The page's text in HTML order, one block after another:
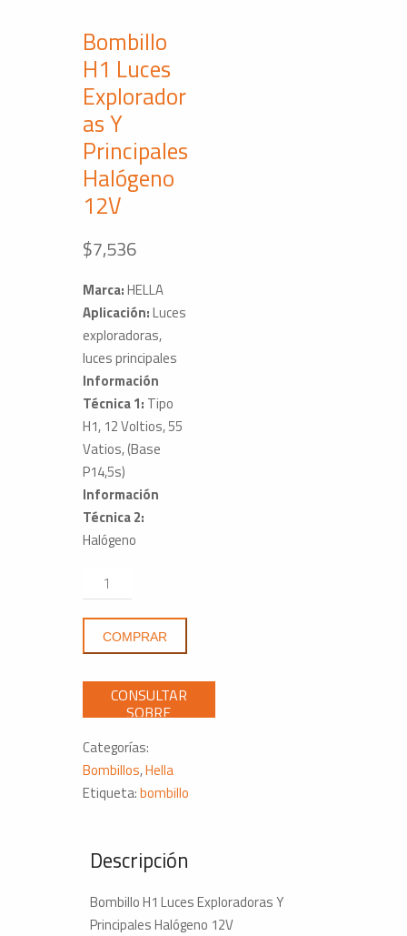
Bombillo
H1 Luces
Explorador
as Y
Principales
Halógeno
12V
$7,536
Marca:HELLA
Aplicación:Luces
exploradoras,
luces principales
Información
Técnica 1: Tipo
H1, 12 Voltios, 55
Vatios, (Base
P14,5s)
Información
Técnica 2:
Halógeno
Bombillo
H1
Luces
Exploradoras
Principales
Halógeno
12V
cantidad
COMPRAR
Categorías:
Bombillos,Hella
Etiqueta:bombillo
Descripción
Bombillo H1 Luces Exploradoras Y
Principales Halógeno 12V